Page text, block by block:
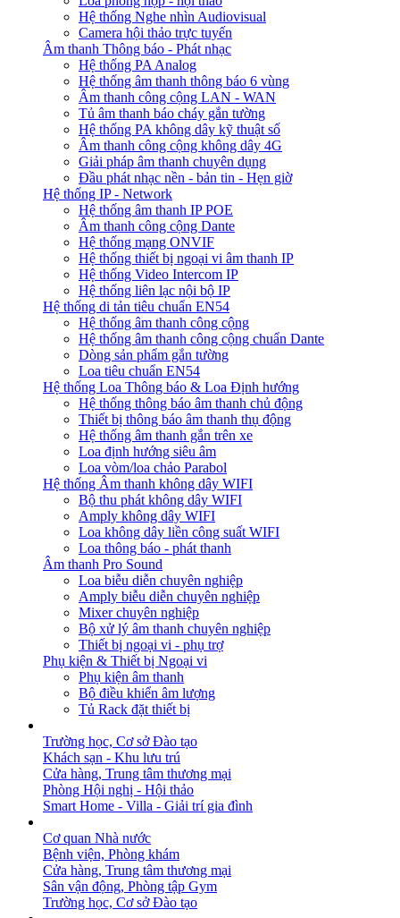
Hệ thống Nghe nhìn Audiovisual
Camera hội thảo trực tuyến
Âm thanh Thông báo - Phát nhạc
Hệ thống PA Analog
Hệ thống âm thanh thông báo 6 vùng
Âm thanh công cộng LAN - WAN
Tủ âm thanh báo cháy gắn tường
Hệ thống PA không dây kỹ thuật số
Âm thanh công cộng không dây 4G
Giải pháp âm thanh chuyên dụng
Đầu phát nhạc nền - bản tin - Hẹn giờ
Hệ thống IP - Network
Hệ thống âm thanh IP POE
Âm thanh công cộng Dante
Hệ thống mạng ONVIF
Hệ thống thiết bị ngoại vi âm thanh IP
Hệ thống Video Intercom IP
Hệ thống liên lạc nội bộ IP
Hệ thống di tản tiêu chuẩn EN54
Hệ thống âm thanh công cộng
Hệ thống âm thanh công cộng chuẩn Dante
Dòng sản phẩm gắn tường
Loa tiêu chuẩn EN54
Hệ thống Loa Thông báo & Loa Định hướng
Hệ thống thông báo âm thanh chủ động
Thiết bị thông báo âm thanh thụ động
Hệ thống âm thanh gắn trên xe
Loa định hướng siêu âm
Loa vòm/loa chảo Parabol
Hệ thống Âm thanh không dây WIFI
Bộ thu phát không dây WIFI
Amply không dây WIFI
Loa không dây liền công suất WIFI
Loa thông báo - phát thanh
Âm thanh Pro Sound
Loa biễu diễn chuyên nghiệp
Amply biễu diễn chuyên nghiệp
Mixer chuyên nghiệp
Bộ xử lý âm thanh chuyên nghiệp
Thiết bị ngoại vi - phụ trợ
Phụ kiện & Thiết bị Ngoại vi
Phụ kiện âm thanh
Bộ điều khiển âm lượng
Tủ Rack đặt thiết bị
Trường học, Cơ sở Đào tạo
Khách sạn - Khu lưu trú
Cửa hàng, Trung tâm thương mại
Phòng Hội nghị - Hội thảo
Smart Home - Villa - Giải trí gia đình
Cơ quan Nhà nước
Bệnh viện, Phòng khám
Cửa hàng, Trung tâm thương mại
Sân vận động, Phòng tập Gym
Trường học, Cơ sở Đào tạo